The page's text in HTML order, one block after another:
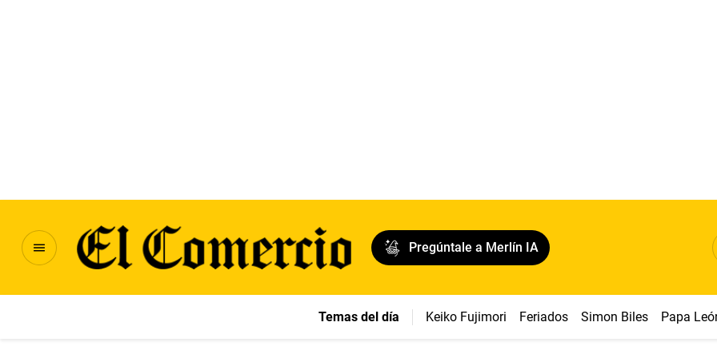
Pregúntale a Merlín IA
Temas del día Keiko Fujimori Feriados Simon Biles Papa